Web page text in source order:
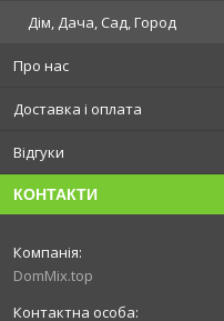
Дім, Дача, Сад, Город
Про нас
Доставка і оплата
Відгуки
КОНТАКТИ
DomMix.top